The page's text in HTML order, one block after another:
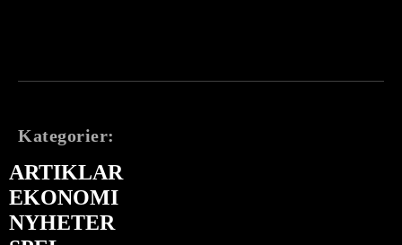
Kategorier:
ARTIKLAR
EKONOMI
NYHETER